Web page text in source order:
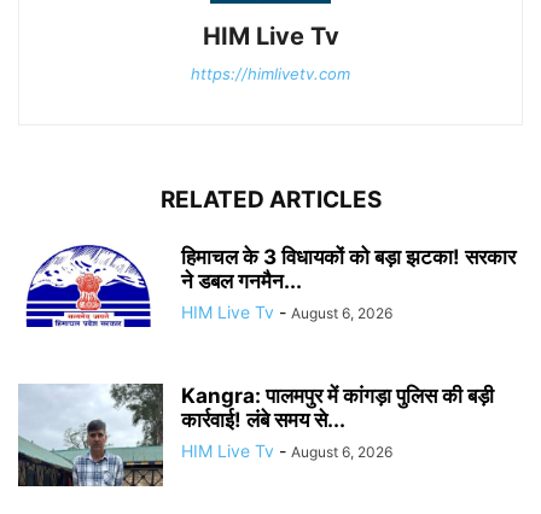
HIM Live Tv
https://himlivetv.com
RELATED ARTICLES
हिमाचल के 3 विधायकों को बड़ा झटका! सरकार
ने डबल गनमैन...
HIM Live Tv - August 6, 2026
Kangra: पालमपुर में कांगड़ा पुलिस की बड़ी
कार्रवाई! लंबे समय से...
HIM Live Tv - August 6, 2026